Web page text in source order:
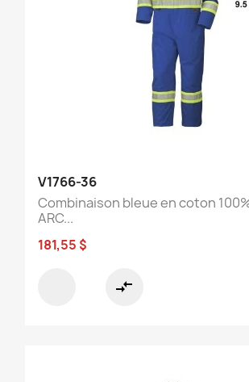
V1766-36
Combinaison bleue en coton
ARC...
181,55 $
compare_arrows